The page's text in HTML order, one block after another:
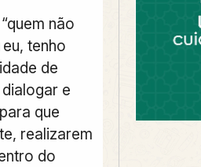
não
tenho
de
e
que
realizarem
do